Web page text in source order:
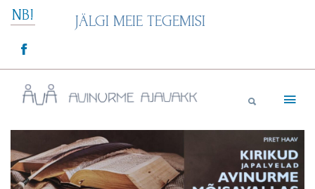
Skip
NB! JÄLGI MEIE TEGEMISI
Avinurme Ajavakk